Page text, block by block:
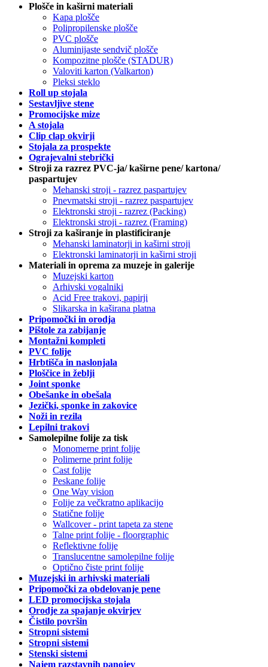
Plošče in kaširni materiali
Kapa plošče
Polipropilenske plošče
PVC plošče
Aluminijaste sendvič plošče
Kompozitne plošče (STADUR)
Valoviti karton (Valkarton)
Pleksi steklo
Roll up stojala
Sestavljive stene
Promocijske mize
A stojala
Clip clap okvirji
Stojala za prospekte
Ograjevalni stebrički
Stroji za razrez PVC-ja/ kaširne pene/ kartona/
paspartujev
Mehanski stroji - razrez paspartujev
Pnevmatski stroji - razrez paspartujev
Elektronski stroji - razrez (Packing)
Elektronski stroji - razrez (Framing)
Stroji za kaširanje in plastificiranje
Mehanski laminatorji in kaširni stroji
Elektronski laminatorji in kaširni stroji
Materiali in oprema za muzeje in galerije
Muzejski karton
Arhivski vogalniki
Acid Free trakovi, papirji
Slikarska in kaširana platna
Pripomočki in orodja
Pištole za zabijanje
Montažni kompleti
PVC folije
Hrbtišča in naslonjala
Ploščice in žeblji
Joint sponke
Obešanke in obešala
Jezički, sponke in zakovice
Noži in rezila
Lepilni trakovi
Samolepilne folije za tisk
Monomerne print folije
Polimerne print folije
Cast folije
Peskane folije
One Way vision
Folije za večkratno aplikacijo
Statične folije
Wallcover - print tapeta za stene
Talne print folije - floorgraphic
Reflektivne folije
Translucentne samolepilne folije
Optično čiste print folije
Muzejski in arhivski materiali
Pripomočki za obdelovanje pene
LED promocijska stojala
Orodje za spajanje okvirjev
Čistilo površin
Stropni sistemi
Stropni sistemi
Stenski sistemi
Najem razstavnih panojev